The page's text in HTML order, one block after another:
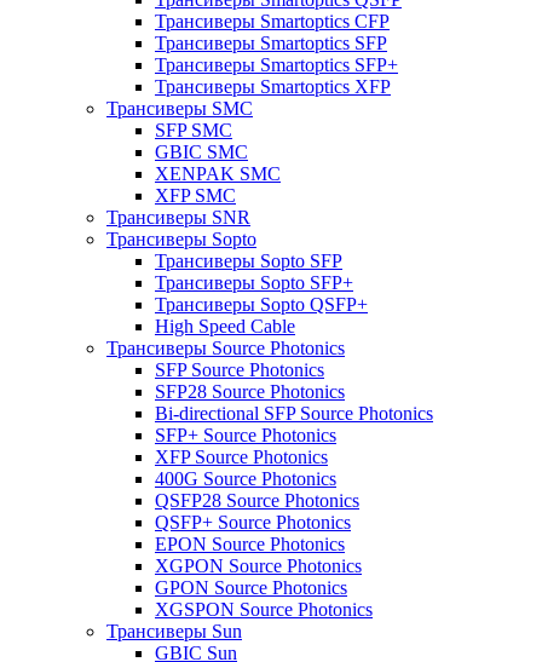
Трансиверы Smartoptics CFP
Трансиверы Smartoptics SFP
Трансиверы Smartoptics SFP+
Трансиверы Smartoptics XFP
Трансиверы SMC
SFP SMC
GBIC SMC
XENPAK SMC
XFP SMC
Трансиверы SNR
Трансиверы Sopto
Трансиверы Sopto SFP
Трансиверы Sopto SFP+
Трансиверы Sopto QSFP+
High Speed Cable
Трансиверы Source Photonics
SFP Source Photonics
SFP28 Source Photonics
Bi-directional SFP Source Photonics
SFP+ Source Photonics
XFP Source Photonics
400G Source Photonics
QSFP28 Source Photonics
QSFP+ Source Photonics
EPON Source Photonics
XGPON Source Photonics
GPON Source Photonics
XGSPON Source Photonics
Трансиверы Sun
GBIC Sun